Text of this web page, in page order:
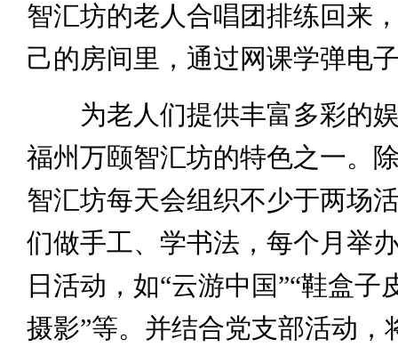
智汇坊的老人合唱团排练回来
己的房间里，通过网课学弹电
为老人们提供丰富多彩的娱
福州万颐智汇坊的特色之一。
智汇坊每天会组织不少于两场
们做手工、学书法，每个月举
日活动，如“云游中国”“鞋盒子
摄影”等。并结合党支部活动，